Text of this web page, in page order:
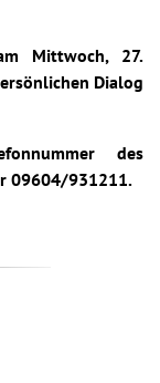
Mittwoch, 27.
Dialog
des
09604/931211.